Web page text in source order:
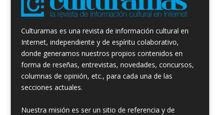
Culturamas es una revista de información cultural en
Internet, independiente y de espíritu colaborativo,
donde generamos nuestros propios contenidos en
forma de reseñas, entrevistas, novedades, concursos,
columnas de opinión, etc., para cada una de las
secciones actuales.
Nuestra misión es ser un sitio de referencia y de